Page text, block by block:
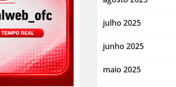
julho 2025
junho 2025
maio 2025